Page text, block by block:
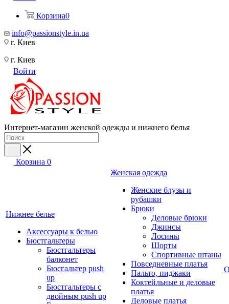
Корзина0
info@passionstyle.in.ua
г. Киев
г. Киев
Войти
Интернет-магазин женской одежды и нижнего белья
Корзина 0
Нижнее белье
Аксессуары к белью
Бюстгальтеры
Бюстгальтеры
балконет
Бюсгальтер push
up
Бюстгальтеры с
двойным push up
Женская одежда
Женские блузы и
рубашки
Брюки
Деловые брюки
Джинсы
Лосины
Шорты
Спортивные штаны
Повседневные платья
Пальто, пиджаки
Коктейльные и деловые
платья
Деловые платья